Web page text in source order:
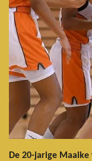
De 20-jarige